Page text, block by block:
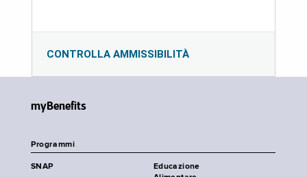
CONTROLLA AMMISSIBILITÀ
myBenefits
Programmi
SNAP
Educazione